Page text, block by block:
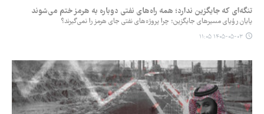
تنگه‌ای که جایگزین ندارد؛ همه راه‌های نفتی دوباره به هرمز ختم می‌شوند
پایان رؤیای مسیرهای جایگزین؛ چرا پروژه‌های نفتی جای هرمز را نمی‌گیرند؟
۱۴۰۵-۰۵-۰۳ ۱۱:۰۵